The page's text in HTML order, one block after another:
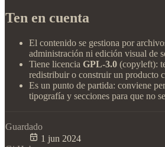
Ten en cuenta
El contenido se gestiona por
administración ni edición visual de
Tiene licencia GPL-3.0 (copyleft):
redistribuir o construir un producto
Es un punto de partida: conviene
tipografía y secciones para que no
Guardado
1 jun 2024